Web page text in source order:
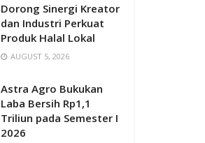
Dorong Sinergi Kreator
dan Industri Perkuat
Produk Halal Lokal
AUGUST 5, 2026
Astra Agro Bukukan
Laba Bersih Rp1,1
Triliun pada Semester I
2026